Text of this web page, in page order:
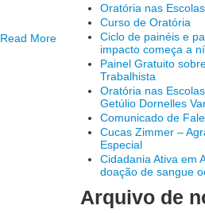
Read More
Oratória nas
Curso de Oratória
Ciclo de painéis e
impacto começa a
Painel Gratuito
Trabalhista
Oratória nas
Getúlio Dornelles
Comunicado de
Cucas Zimmer –
Especial
Cidadania Ativa em
doação de sangue
Arquivo de